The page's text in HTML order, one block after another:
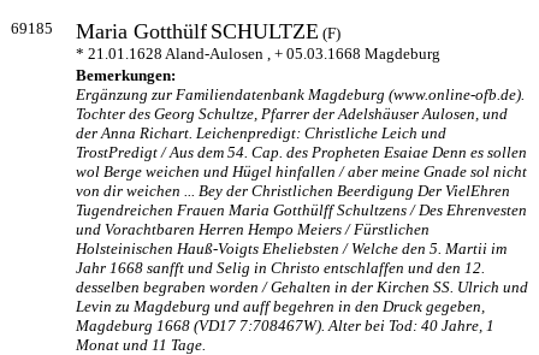
69185 Maria Gotthülf SCHULTZE (F)
* 21.01.1628 Aland-Aulosen , + 05.03.1668 Magdeburg
Bemerkungen:
Ergänzung zur Familiendatenbank Magdeburg (www.online-ofb.de).
Tochter des Georg Schultze, Pfarrer der Adelshäuser Aulosen, und
der Anna Richart. Leichenpredigt: Christliche Leich und
TrostPredigt / Aus dem 54. Cap. des Propheten Esaiae Denn es sollen
wol Berge weichen und Hügel hinfallen / aber meine Gnade sol nicht
von dir weichen ... Bey der Christlichen Beerdigung Der VielEhren
Tugendreichen Frauen Maria Gotthülff Schultzens / Des Ehrenvesten
und Vorachtbaren Herren Hempo Meiers / Fürstlichen
Holsteinischen Hauß-Voigts Eheliebsten / Welche den 5. Martii im
Jahr 1668 sanfft und Selig in Christo entschlaffen und den 12.
desselben begraben worden / Gehalten in der Kirchen SS. Ulrich und
Levin zu Magdeburg und auff begehren in den Druck gegeben,
Magdeburg 1668 (VD17 7:708467W). Alter bei Tod: 40 Jahre, 1
Monat und 11 Tage.